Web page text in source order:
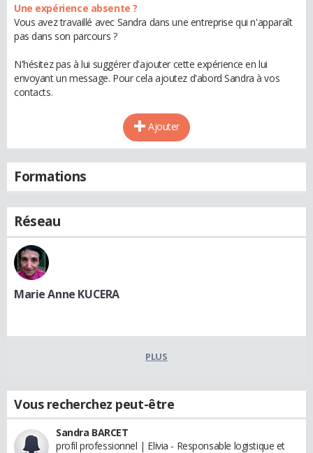
Une expérience absente ?
Vous avez travaillé avec Sandra dans une entreprise qui n'apparaît
pas dans son parcours ?
N'hésitez pas à lui suggérer d'ajouter cette expérience en lui
envoyant un message. Pour cela ajoutez d'abord Sandra à vos
contacts.
Ajouter
Formations
Réseau
Marie Anne KUCERA
PLUS
Vous recherchez peut-être
Sandra BARCET
profil professionnel | Elivia - Responsable logistique et